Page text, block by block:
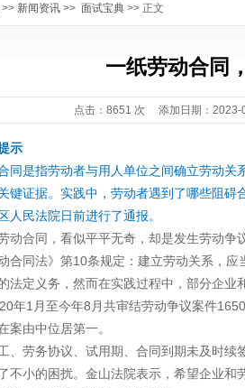
>> 新闻资讯 >> 面试宝典 >> 正文
一纸劳动合同
点击： 8651 次 添加日期：
示
同是指劳动者与用人单位之间确立劳动关
键证据。实践中，劳动者遇到了哪些阻
人民法院日前进行了通报。
动合同，看似平平无奇，却是发生劳动争
动合同法》第10条规定：建立劳动关系，
法定义务，然而在实践过程中，部分企
年1月至今年8月共审结劳动争议案件
案由中位居第一。
、劳务协议、试用期、合同到期未及时
不小的困扰。金山法院表示，希望企业